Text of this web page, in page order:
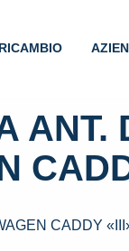
ANT.
CADDY